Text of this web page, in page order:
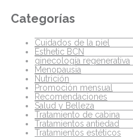
Categorías
Cuidados de la piel
Esthetic BCN
ginecología regenerativa
Menopausia
Nutrición
Promoción mensual
Recomendaciones
Salud y Belleza
Tratamiento de cabina
Tratamientos antiedad
Tratamientos estéticos